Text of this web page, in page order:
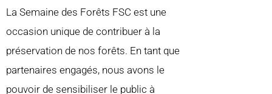
La Semaine des Forêts FSC est une
occasion unique de contribuer à la
préservation de nos forêts. En tant que
partenaires engagés, nous avons le
pouvoir de sensibiliser le public à